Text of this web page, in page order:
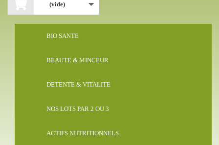
(vide)
BIO SANTE
BEAUTE & MINCEUR
DETENTE & VITALITE
NOS LOTS PAR 2 OU 3
ACTIFS NUTRITIONNELS